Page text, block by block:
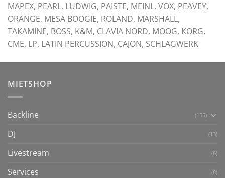
MAPEX, PEARL, LUDWIG, PAISTE, MEINL, VOX, PEAVEY,
ORANGE, MESA BOOGIE, ROLAND, MARSHALL,
TAKAMINE, BOSS, K&M, CLAVIA NORD, MOOG, KORG,
CME, LP, LATIN PERCUSSION, CAJON, SCHLAGWERK
MIETSHOP
Backline (155)
DJ (13)
Livestream (6)
Services (8)